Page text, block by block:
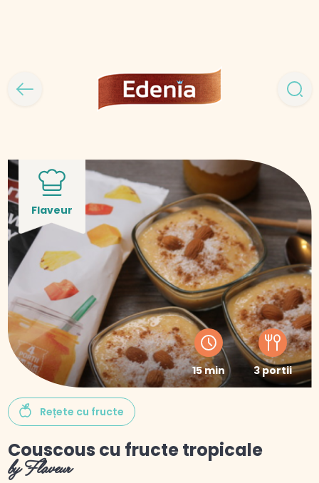
Flaveur
15 min 3 portii
Rețete cu fructe
Couscous cu fructe tropicale
by Flaveur